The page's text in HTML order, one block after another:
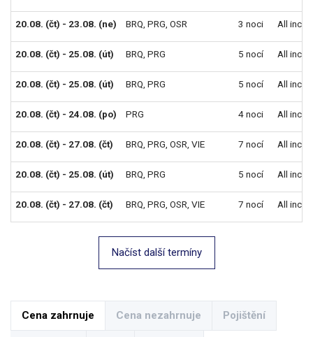
20.08. (čt) - 23.08. (ne) BRQ PRG OSR 3 noci All
20.08. (čt) - 25.08. (út) BRQ PRG 5 nocí All
20.08. (čt) - 25.08. (út) BRQ PRG 5 nocí All
20.08. (čt) - 24.08. (po) PRG 4 noci All
20.08. (čt) - 27.08. (čt) BRQ PRG OSR VIE 7 nocí All
20.08. (čt) - 25.08. (út) BRQ PRG 5 nocí All
20.08. (čt) - 27.08. (čt) BRQ PRG OSR VIE 7 nocí All
Načíst další termíny
Cena zahrnuje Cena nezahrnuje Pojištění